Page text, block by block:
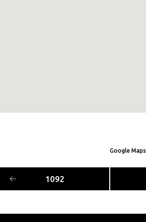
Google Maps
1092